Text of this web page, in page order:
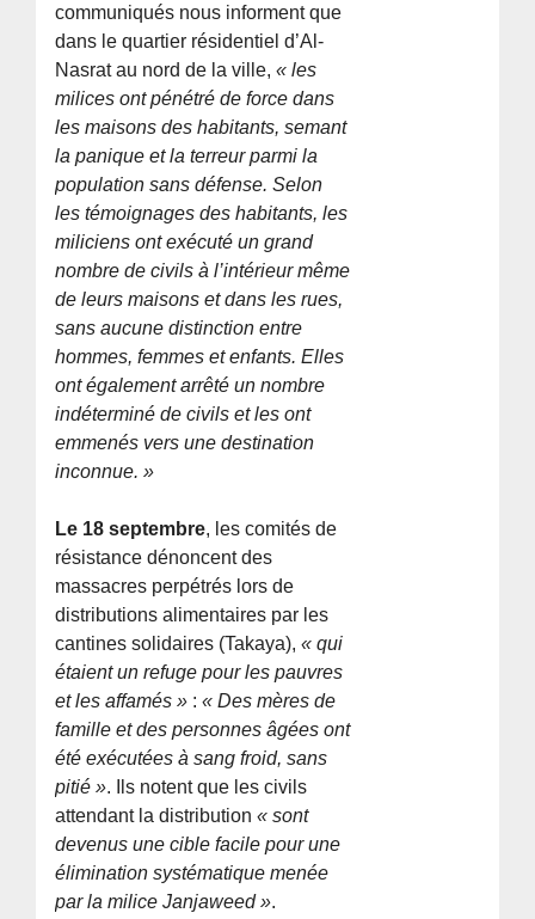
communiqués nous informent que
dans le quartier résidentiel d’Al-
Nasrat au nord de la ville,« les
milices ont pénétré de force dans
les maisons des habitants, semant
la panique et la terreur parmi la
population sans défense. Selon
les témoignages des habitants, les
miliciens ont exécuté un grand
nombre de civils à l’intérieur même
de leurs maisons et dans les rues,
sans aucune distinction entre
hommes, femmes et enfants. Elles
ont également arrêté un nombre
indéterminé de civils et les ont
emmenés vers une destination
inconnue. »
Le 18 septembre, les comités de
résistance dénoncent des
massacres perpétrés lors de
distributions alimentaires par les
cantines solidaires (Takaya),« qui
étaient un refuge pour les pauvres
et les affamés » :« Des mères de
famille et des personnes âgées ont
été exécutées à sang froid, sans
pitié ». Ils notent que les civils
attendant la distribution« sont
devenus une cible facile pour une
élimination systématique menée
par la milice Janjaweed ».